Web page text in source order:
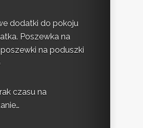
dodatki do pokoju
Poszewka na
poszewki na poduszki
czasu na